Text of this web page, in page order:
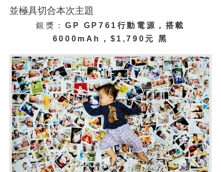
並極具切合本次主題
銀 獎： GP GP761行動電源，搭載
6000mAh，$1,790元 黑